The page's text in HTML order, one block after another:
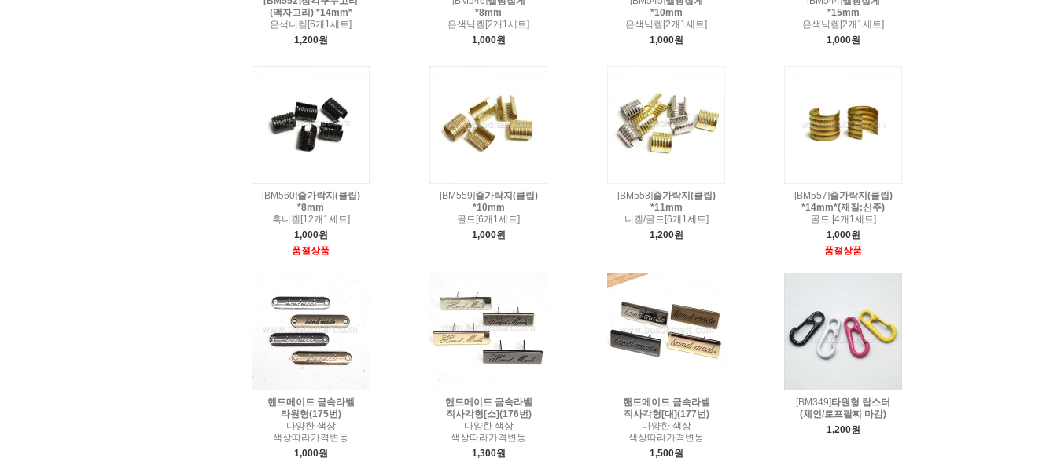
(액자고리) *14mm*
은색니켈[6개1세트]
1,200원
*8mm
은색닉켈[2개1세트]
1,000원
*10mm
은색닉켈[2개1세트]
1,000원
*15mm
은색닉켈[2개1세트]
1,000원
[BM560]줄가락지(클립)
*8mm
흑니켈[12개1세트]
1,000원
품절상품
[BM559]줄가락지(클립)
*10mm
골드[6개1세트]
1,000원
[BM558]줄가락지(클립)
*11mm
니켈/골드[6개1세트]
1,200원
[BM557]줄가락지(클립)
*14mm*(재질:신주)
골드 [4개1세트]
1,000원
품절상품
핸드메이드 금속라벨
타원형(175번)
다양한 색상
색상따라가격변동
1,000원
핸드메이드 금속라벨
직사각형[소](176번)
다양한 색상
색상따라가격변동
1,300원
핸드메이드 금속라벨
직사각형[대](177번)
다양한 색상
색상따라가격변동
1,500원
[BM349]타원형 랍스터
(체인/로프팔찌 마감)
1,200원